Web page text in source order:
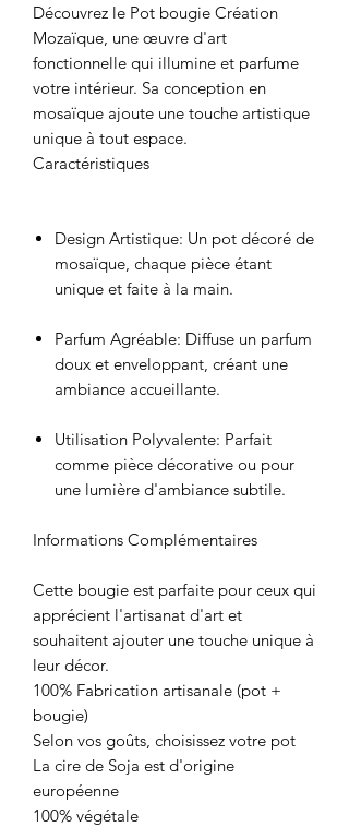
Découvrez le Pot bougie Création
Mozaïque , une œuvre d'art
fonctionnelle qui illumine et parfume
votre intérieur. Sa conception en
mosaïque ajoute une touche artistique
unique à tout espace.
Caractéristiques
Design Artistique: Un pot décoré de
mosaïque, chaque pièce étant
unique et faite à la main.
Parfum Agréable: Diffuse un parfum
doux et enveloppant, créant une
ambiance accueillante.
Utilisation Polyvalente: Parfait
comme pièce décorative ou pour
une lumière d'ambiance subtile.
Informations Complémentaires
Cette bougie est parfaite pour ceux qui
apprécient l'artisanat d'art et
souhaitent ajouter une touche unique à
leur décor.
100% Fabrication artisanale (pot +
bougie)
Selon vos goûts, choisissez votre pot
La cire de Soja est d'origine
européenne
100% végétale